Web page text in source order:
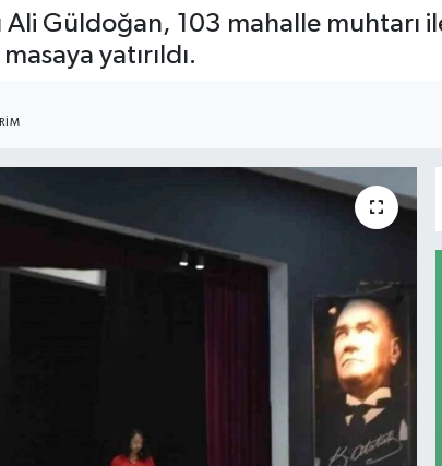
Ali Güldoğan, 103 mahalle muhtarı
yatırıldı.